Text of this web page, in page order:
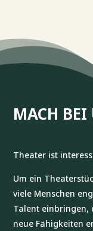
MACH
Theater ist
Um ein
viele Menschen
Talent einbringen,
neue Fähigkeiten